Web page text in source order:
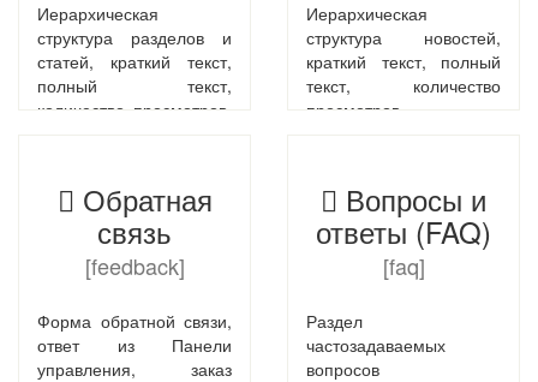
Иерархическая
структура разделов и
статей, краткий текст,
полный текст,
количество просмотров,
Иерархическая
структура новостей,
краткий текст, полный
текст, количество
просмотров,
Обратная
связь
[feedback]
Форма обратной связи,
ответ из Панели
управления, заказ
Вопросы и
ответы (FAQ)
[faq]
Раздел
частозадаваемых
вопросов